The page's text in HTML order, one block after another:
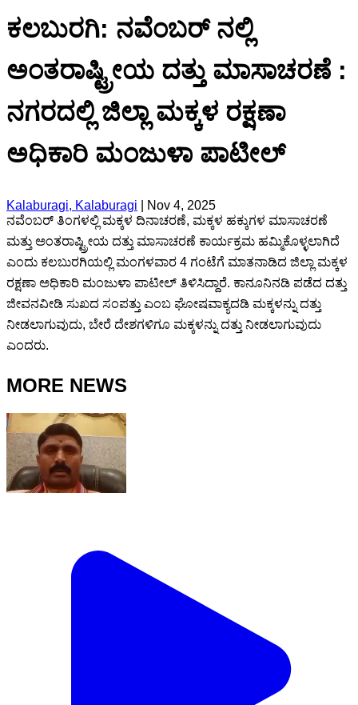
ಕಲಬುರಗಿ: ನವೆಂಬರ್ ನಲ್ಲಿ
ಅಂತರಾಷ್ಟ್ರೀಯ ದತ್ತು ಮಾಸಾಚರಣೆ :
ನಗರದಲ್ಲಿ ಜಿಲ್ಲಾ ಮಕ್ಕಳ ರಕ್ಷಣಾ
ಅಧಿಕಾರಿ ಮಂಜುಳಾ ಪಾಟೀಲ್
Kalaburagi, Kalaburagi
Nov 4, 2025
ನವೆಂಬರ್ ತಿಂಗಳಲ್ಲಿ ಮಕ್ಕಳ ದಿನಾಚರಣೆ, ಮಕ್ಕಳ ಹಕ್ಕುಗಳ ಮಾಸಾಚರಣೆ
ಮತ್ತು ಅಂತರಾಷ್ಟ್ರೀಯ ದತ್ತು ಮಾಸಾಚರಣೆ ಕಾರ್ಯಕ್ರಮ ಹಮ್ಮಿಕೊಳ್ಳಲಾಗಿದೆ
ಎಂದು ಕಲಬುರಗಿಯಲ್ಲಿ ಮಂಗಳವಾರ 4 ಗಂಟೆಗೆ ಮಾತನಾಡಿದ ಜಿಲ್ಲಾ ಮಕ್ಕಳ
ರಕ್ಷಣಾ ಅಧಿಕಾರಿ ಮಂಜುಳಾ ಪಾಟೀಲ್ ತಿಳಿಸಿದ್ದಾರೆ. ಕಾನೂನಿನಡಿ ಪಡೆದ ದತ್ತು
ಜೀವನವೀಡಿ ಸುಖದ ಸಂಪತ್ತು ಎಂಬ ಘೋಷವಾಕ್ಯದಡಿ ಮಕ್ಕಳನ್ನು ದತ್ತು
ನೀಡಲಾಗುವುದು, ಬೇರೆ ದೇಶಗಳಿಗೂ ಮಕ್ಕಳನ್ನು ದತ್ತು ನೀಡಲಾಗುವುದು
ಎಂದರು.
MORE NEWS